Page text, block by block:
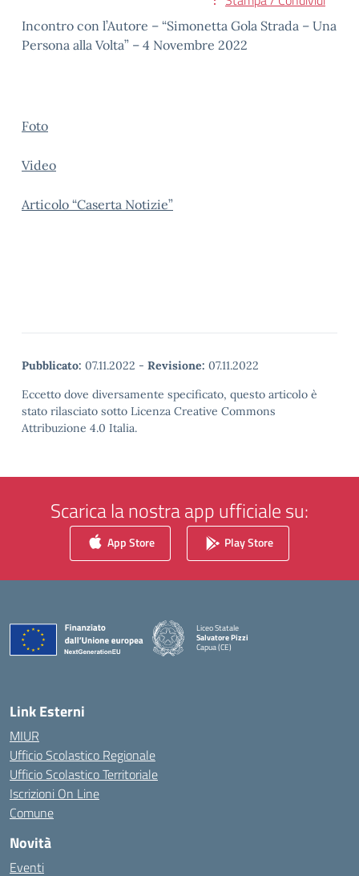
Incontro con l’Autore – “Simonetta Gola Strada – Una
Persona alla Volta” – 4 Novembre 2022
Foto
Video
Articolo “Caserta Notizie”
Pubblicato: 07.11.2022 - Revisione: 07.11.2022
Eccetto dove diversamente specificato, questo articolo è
stato rilasciato sotto Licenza Creative Commons
Attribuzione 4.0 Italia.
Scarica la nostra app ufficiale su:
App Store Play Store
Liceo Statale
Salvatore Pizzi
Capua (CE)
Link Esterni
MIUR
Ufficio Scolastico Regionale
Ufficio Scolastico Territoriale
Iscrizioni On Line
Comune
Novità
Eventi